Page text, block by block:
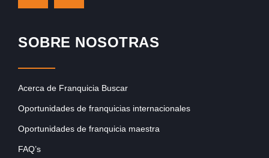
SOBRE NOSOTRAS
Acerca de Franquicia Buscar
Oportunidades de franquicias internacionales
Oportunidades de franquicia maestra
FAQ’s